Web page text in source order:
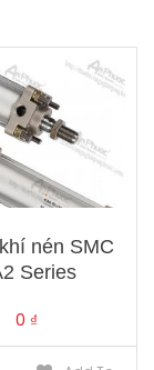
nén SMC
Series
0 ₫